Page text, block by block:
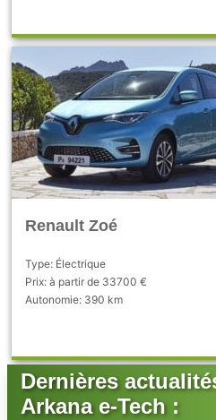
Renault Zoé
Type: Électrique
Prix: à partir de 33700 €
Autonomie: 390 km
Dernières
Arkana e-Tech :